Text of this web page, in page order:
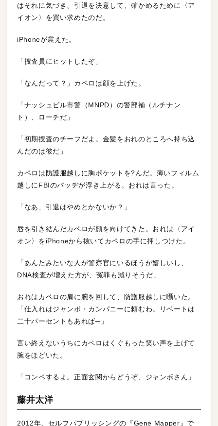
はそれに気づき、引退を決意して、確かめるために〈ア
イオン〉を買い求めたのだ。
iPhoneが震えた。
「捜査員にヒットしたぞ」
「なんだって？」カペロは顔を上げた。
「ナッシュビル市警（MNPD）の警部補（ルチナン
ト）、ローチだ」
「初期捜査のチーフだよ。金髪をおれのところへ持ち込
んだのは彼だ」
カペロは防護服越しに胸ポケットを?んだ。薄いフィルム
越しにFBIのバッヂが浮き上がる。おれは言った。
「なあ、引退はやめとかないか？」
唇を引き結んだカペロが顔を向けてきた。おれは〈アイ
オン〉をiPhoneから抜いてカペロの手に押しつけた。
「あんたみたいな人が警察官にいるほうが嬉しいし、
DNA検査が増えた方が、冤罪も減りそうだ」
おれはカペロの肩に腕を回して、防護服越しに囁いた。
「仕入れはジャンボ・カンパニーに頼むわ。リベートは
二十パーセントもあれば─」
言い終えないうちにカペロはくぐもった笑い声を上げて
腕をほどいた。
「コンペするよ。正面玄関からどうぞ、ジャンボさん」
藤井太洋
2012年、セルフパブリッシングの『Gene Mapper』で